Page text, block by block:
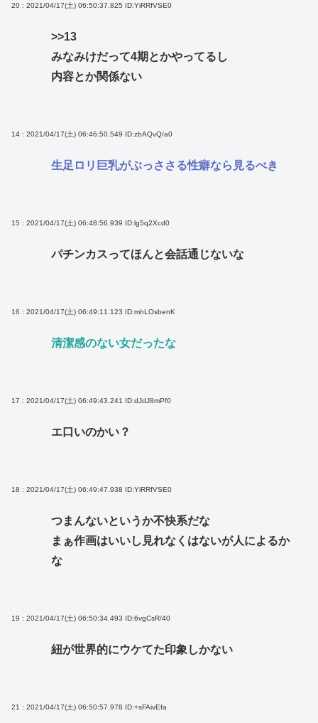
20 : 2021/04/17(土) 06:50:37.825 ID:YiRRfVSE0
>>13
みなみけだって4期とかやってるし
内容とか関係ない
14 : 2021/04/17(土) 06:46:50.549 ID:zbAQvQ/a0
生足ロリ巨乳がぶっささる性癖なら見るべき
15 : 2021/04/17(土) 06:48:56.939 ID:lg5q2Xcd0
パチンカスってほんと会話通じないな
16 : 2021/04/17(土) 06:49:11.123 ID:mhLOsbenK
清潔感のない女だったな
17 : 2021/04/17(土) 06:49:43.241 ID:dJdJ8mPf0
エ口いのかい？
18 : 2021/04/17(土) 06:49:47.938 ID:YiRRfVSE0
つまんないというか不快系だな
まぁ作画はいいし見れなくはないが人によるか
な
19 : 2021/04/17(土) 06:50:34.493 ID:6vgCsR/40
紐が世界的にウケてた印象しかない
21 : 2021/04/17(土) 06:50:57.978 ID:+sFAivEfa